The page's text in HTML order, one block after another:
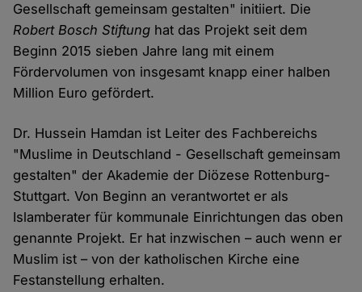
Gesellschaft gemeinsam gestalten" initiiert. Die
Robert Bosch Stiftung hat das Projekt seit dem
Beginn 2015 sieben Jahre lang mit einem
Fördervolumen von insgesamt knapp einer halben
Million Euro gefördert.
Dr. Hussein Hamdan ist Leiter des Fachbereichs
"Muslime in Deutschland - Gesellschaft gemeinsam
gestalten" der Akademie der Diözese Rottenburg-
Stuttgart. Von Beginn an verantwortet er als
Islamberater für kommunale Einrichtungen das oben
genannte Projekt. Er hat inzwischen – auch wenn er
Muslim ist – von der katholischen Kirche eine
Festanstellung erhalten.